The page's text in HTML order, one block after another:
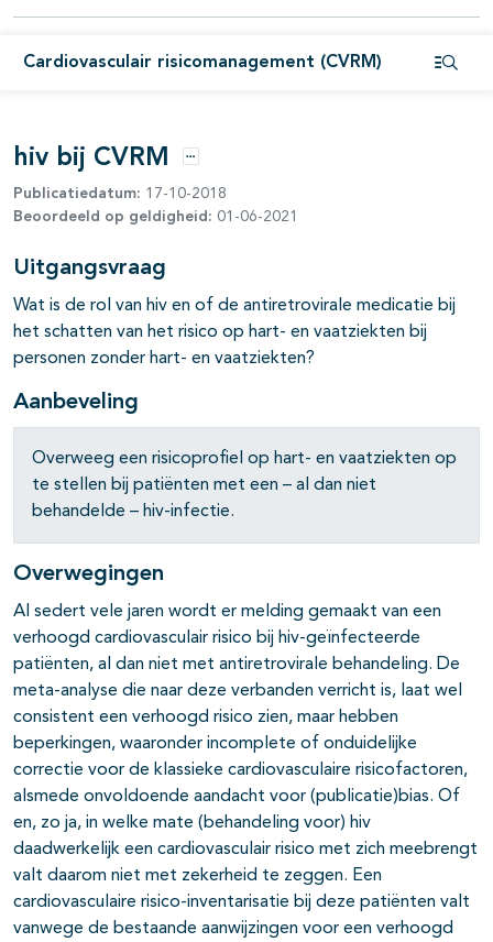
Cardiovasculair risicomanagement (CVRM)
open- en dichtklappen
open- en dichtklappen
open- en dichtklappen
hiv bij CVRM Opties
Publicatiedatum: 17-10-2018
Beoordeeld op geldigheid: 01-06-2021
Uitgangsvraag
Wat is de rol van hiv en of de antiretrovirale medicatie bij
het schatten van het risico op hart- en vaatziekten bij
personen zonder hart- en vaatziekten?
Aanbeveling
Overweeg een risicoprofiel op hart- en vaatziekten op
te stellen bij patiënten met een – al dan niet
behandelde – hiv-infectie.
Overwegingen
Al sedert vele jaren wordt er melding gemaakt van een
verhoogd cardiovasculair risico bij hiv-geïnfecteerde
patiënten, al dan niet met antiretrovirale behandeling. De
meta-analyse die naar deze verbanden verricht is, laat wel
consistent een verhoogd risico zien, maar hebben
beperkingen, waaronder incomplete of onduidelijke
correctie voor de klassieke cardiovasculaire risicofactoren,
alsmede onvoldoende aandacht voor (publicatie)bias. Of
en, zo ja, in welke mate (behandeling voor) hiv
daadwerkelijk een cardiovasculair risico met zich meebrengt
valt daarom niet met zekerheid te zeggen. Een
cardiovasculaire risico-inventarisatie bij deze patiënten valt
vanwege de bestaande aanwijzingen voor een verhoogd